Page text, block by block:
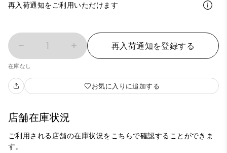
再入荷通知をご利用いただけます
1 再入荷通知を登録する
在庫なし
お気に入りに追加する
店舗在庫状況
ご利用される店舗の在庫状況をこちらで確認することができま
す。